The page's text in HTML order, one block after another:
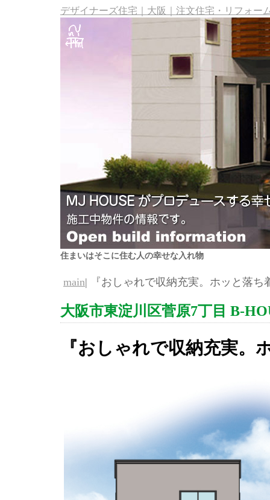
デザイナーズ住宅｜大阪｜注文住宅・リフォー
住まいはそこに住む人の幸せな入れ物
main| 『おしゃれで収納充実。ホッと落ち
大阪市東淀川区菅原7丁目 B-
『おしゃれで収納充実。